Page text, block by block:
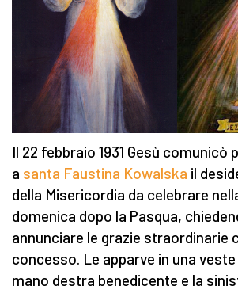
Il 22 febbraio 1931 Gesù comunicò
a santa Faustina Kowalska il
della Misericordia da celebrare
domenica dopo la Pasqua,
annunciare le grazie straordinarie
concesso. Le apparve in una
mano destra benedicente e la